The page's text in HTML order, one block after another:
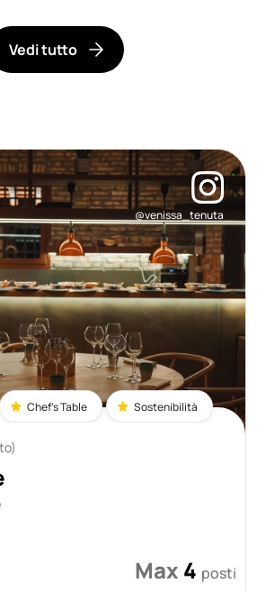
Vedi tutto
@venissa_tenuta
Chef's Table Sostenibilità
Max 4 posti